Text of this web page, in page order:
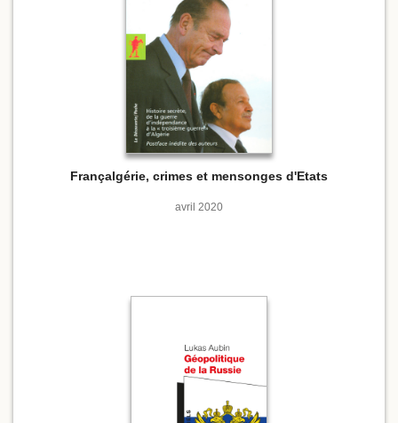
Françalgérie, crimes et mensonges d'Etats
avril 2020